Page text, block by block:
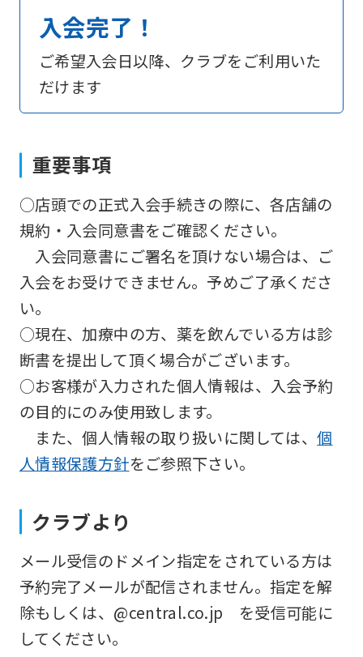
入会完了！
ご希望入会日以降、クラブをご利用いた
だけます
重要事項
○店頭での正式入会手続きの際に、各店舗の
規約・入会同意書をご確認ください。
入会同意書にご署名を頂けない場合は、ご
入会をお受けできません。予めご了承くださ
い。
○現在、加療中の方、薬を飲んでいる方は診
断書を提出して頂く場合がございます。
○お客様が入力された個人情報は、入会予約
の目的にのみ使用致します。
また、個人情報の取り扱いに関しては、個
人情報保護方針をご参照下さい。
クラブより
メール受信のドメイン指定をされている方は
予約完了メールが配信されません。指定を解
除もしくは、@central.co.jp を受信可能に
してください。
if
use
service,
the
Japanese
version
this
website
will
be
translated
mechanically,
may
not
be